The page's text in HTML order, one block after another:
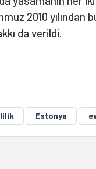
2010 yılından
da verildi.
Estonya